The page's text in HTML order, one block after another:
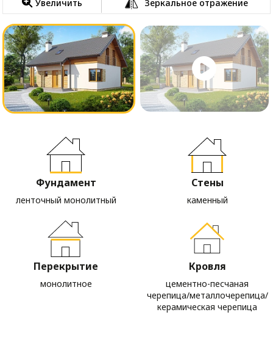
Увеличить Зеркальное отражение
Фундамент
ленточный монолитный
Стены
каменный
Перекрытие
монолитное
Кровля
цементно-песчаная
черепица/металлочерепица/
керамическая черепица